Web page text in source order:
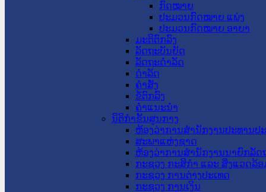
ກົດໝາຍ
ປະມວນກົດໝາຍ ແພ່ງ
ປະມວນກົດໝາຍ ອາຍາ
ມະຕິຕົກລົງ
ລັດຖະບັນຍັດ
ລັດຖະດໍາລັດ
ດໍາລັດ
ຄໍາສັ່ງ
ຂໍ້ຕົກລົງ
ຄໍາແນະນໍາ
ນິຕິກຳຂັ້ນສູນກາງ
ຫ້ອງວ່າການສໍານັກງານປະທານປ
ສະພາແຫ່ງຊາດ
ຫ້ອງວ່າການສຳນັກງານນາຍົກລັດ
ກະຊວງ ກະສິກຳ ແລະ ສິ່ງແວດລ້ອ
ກະຊວງ ການຕ່າງປະເທດ
ກະຊວງ ການເງິນ